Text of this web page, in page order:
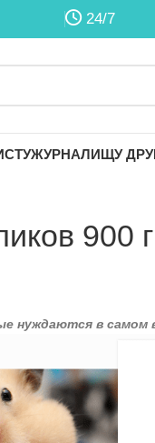
24/7
ЖУРНАЛИЩУ
900 г
нуждаются в самом